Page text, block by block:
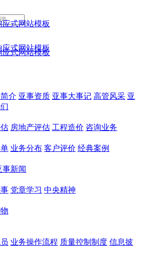
介 亚事资质 亚事大事记 高管风采 亚
房地产评估 工程造价 咨询业务
业务分布 客户评价 经典案例
事新闻
党章学习 中央精神
业务操作流程 质量控制制度 信息披